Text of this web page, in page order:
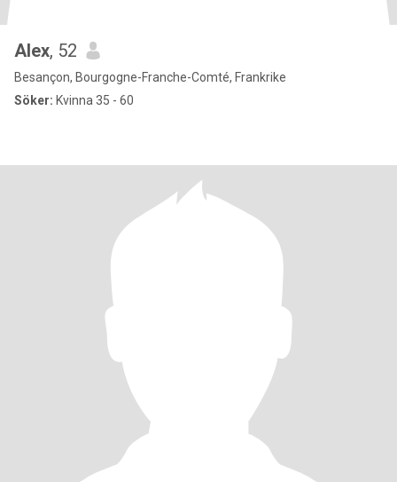
Alex, 52
Besançon, Bourgogne-Franche-Comté, Frankrike
Söker: Kvinna 35 - 60